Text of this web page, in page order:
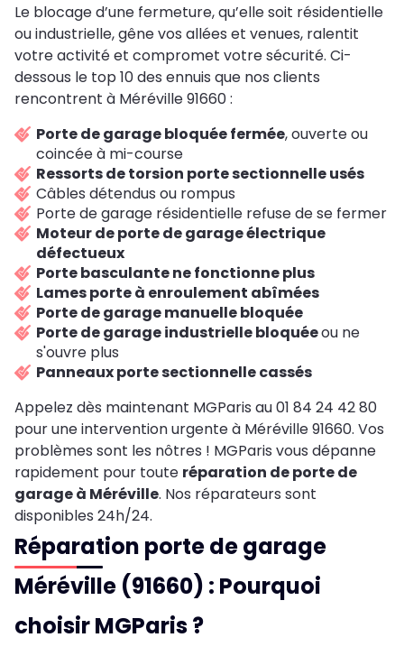
Le blocage d’une fermeture, qu’elle soit résidentielle
ou industrielle, gêne vos allées et venues, ralentit
votre activité et compromet votre sécurité. Ci-
dessous le top 10 des ennuis que nos clients
rencontrent à Méréville 91660 :
Porte de garage bloquée fermée, ouverte ou
coincée à mi-course
Ressorts de torsion porte sectionnelle usés
Câbles détendus ou rompus
Porte de garage résidentielle refuse de se fermer
Moteur de porte de garage électrique
défectueux
Porte basculante ne fonctionne plus
Lames porte à enroulement abîmées
Porte de garage manuelle bloquée
Porte de garage industrielle bloquéeou ne
s'ouvre plus
Panneaux porte sectionnelle cassés
Appelez dès maintenant MGParis au 01 84 24 42 80
pour une intervention urgente à Méréville 91660. Vos
problèmes sont les nôtres ! MGParis vous dépanne
rapidement pour toute réparation de porte de
garage à Méréville. Nos réparateurs sont
disponibles 24h/24.
Réparation porte de garage
Méréville (91660) : Pourquoi
choisir MGParis ?